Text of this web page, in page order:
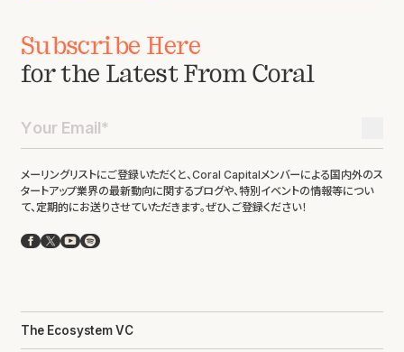
Subscribe Here
for the Latest From Coral
メーリングリストにご登録いただくと、Coral Capitalメンバーによる国内外のス
タートアップ業界の最新動向に関するブログや、特別イベントの情報等につい
て、定期的にお送りさせていただきます。ぜひ、ご登録ください！
Facebook
X YouTube
Spotify
The Ecosystem VC